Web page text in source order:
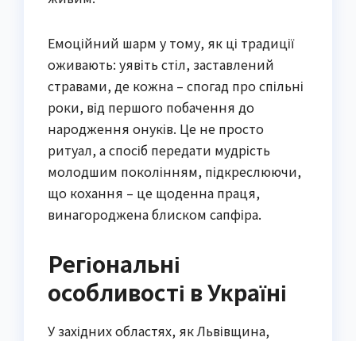
Емоційний шарм у тому, як ці традиції
оживають: уявіть стіл, заставлений
стравами, де кожна – спогад про спільні
роки, від першого побачення до
народження онуків. Це не просто
ритуал, а спосіб передати мудрість
молодшим поколінням, підкреслюючи,
що кохання – це щоденна праця,
винагороджена блиском сапфіра.
Регіональні
особливості в Україні
У західних областях, як Львівщина,